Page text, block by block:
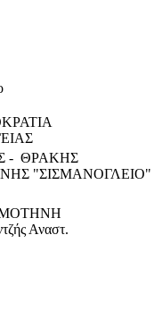
- ΘΡΑΚΗΣ
"ΣΙΣΜΑΝΟΓΛΕΙΟ"
Αναστ.